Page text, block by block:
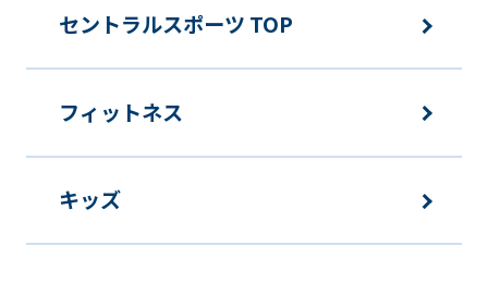
セントラルスポーツ TOP
フィットネス
キッズ